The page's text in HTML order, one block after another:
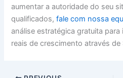
aumentar a autoridade do seu
qualificados,fale com nossa
análise estratégica gratuita
reais de crescimento através de